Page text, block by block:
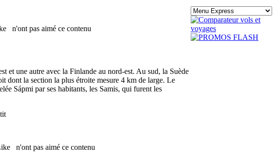
n'ont pas aimé ce contenu
et une autre avec la Finlande au nord-est. Au sud, la Suède
dont la section la plus étroite mesure 4 km de large. Le
Sápmi par ses habitants, les Samis, qui furent les
n'ont pas aimé ce contenu